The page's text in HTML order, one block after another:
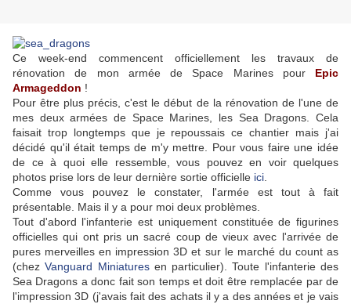
Ce week-end commencent officiellement les travaux de
rénovation de mon armée de Space Marines pour Epic
Armageddon !
Pour être plus précis, c'est le début de la rénovation de l'une de
mes deux armées de Space Marines, les Sea Dragons. Cela
faisait trop longtemps que je repoussais ce chantier mais j'ai
décidé qu'il était temps de m'y mettre. Pour vous faire une idée
de ce à quoi elle ressemble, vous pouvez en voir quelques
photos prise lors de leur dernière sortie officielle ici
Comme vous pouvez le constater, l'armée est tout à fait
présentable. Mais il y a pour moi deux problèmes.
Tout d'abord l'infanterie est uniquement constituée de figurines
officielles qui ont pris un sacré coup de vieux avec l'arrivée de
pures merveilles en impression 3D et sur le marché du count as
(chezVanguard Miniaturesen particulier). Toute l'infanterie des
Sea Dragons a donc fait son temps et doit être remplacée par de
l'impression 3D (j'avais fait des achats il y a des années et je vais